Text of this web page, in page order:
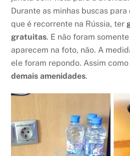
Durante as minhas buscas para
que é recorrente na Rússia, ter
gratuitas. E não foram
aparecem na foto, não. A
ele foram repondo. Assim
demais amenidades.